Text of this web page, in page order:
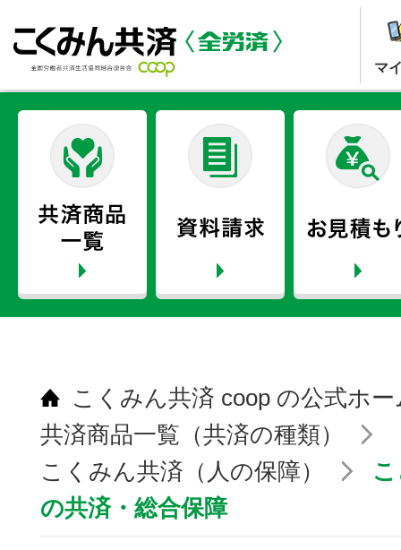
マ
こくみん共済 coop の公式ホ
共済商品一覧（共済の種類）
こくみん共済（人の保障）
の共済・総合保障